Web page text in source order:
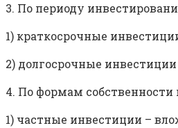
3. По периоду
1) краткосрочные
2) долгосрочные инвестиции
4. По формам собственности
1) частные инвестиции –